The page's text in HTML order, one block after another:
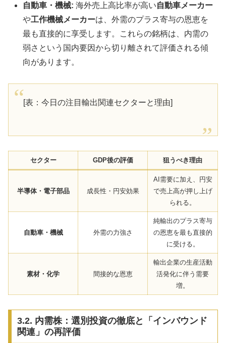
自動車・機械: 海外売上高比率が高い自動車メーカー
や工作機械メーカーは、外需のプラス寄与の恩恵を
最も直接的に享受します。これらの銘柄は、内需の
弱さという国内要因から切り離されて評価される傾
向があります。
[表：今日の注目輸出関連セクターと理由]
セクター GDP後の評価 狙うべき理由
半導体・電子部品 成長性・円安効果
AI需要に加え、円安
で売上高が押し上げ
られる。
自動車・機械 外需の力強さ
純輸出のプラス寄与
の恩恵を最も直接的
に受ける。
素材・化学 間接的な恩恵
輸出企業の生産活動
活発化に伴う需要
増。
3.2. 内需株：選別投資の徹底と「インバウンド
関連」の再評価